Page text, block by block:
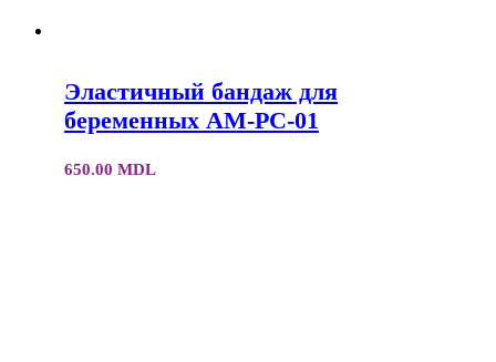
Эластичный бандаж для
беременных AM-PC-01
650.00 MDL